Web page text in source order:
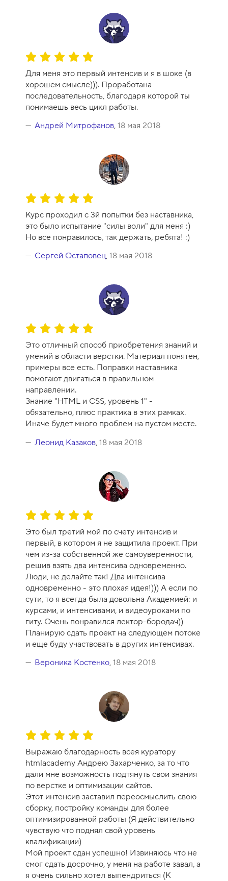
-
8
О
е
н
к
а
к
0
Для меня это первый интенсив и я в шоке (в
хорошем смысле))). Проработана
последовательность, благодаря которой ты
понимаешь весь цикл работы.
Андрей Митрофанов, 18 мая 2018
О
е
н
к
а
1
0
Курс проходил с 3й попытки без наставника,
это было испытание "силы воли" для меня :)
Но все понравилось, так держать, ребята! :)
Сергей Остаповец, 18 мая 2018
О
ц
е
н
к
а
к
у
р
с
а
Это отличный способ приобретения знаний и
умений в области верстки. Материал понятен,
примеры все есть. Поправки наставника
помогают двигаться в правильном
направлении.
Знание "HTML и CSS, уровень 1" -
обязательно, плюс практика в этих рамках.
Иначе будет много проблем на пустом месте.
Леонид Казаков, 18 мая 2018
О
е
н
к
а
к
у
р
с
а
-
1
0
Это был третий мой по счету интенсив и
первый, в котором я не защитила проект. При
чем из-за собственной же самоуверенности,
решив взять два интенсива одновременно.
Люди, не делайте так! Два интенсива
одновременно - это плохая идея!))) А если по
сути, то я всегда была довольна Академией: и
курсами, и интенсивами, и видеоуроками по
гиту. Очень понравился лектор-бородач))
Планирую сдать проект на следующем потоке
и еще буду участвовать в других интенсивах.
Вероника Костенко, 18 мая 2018
О
е
н
к
а
к
у
р
с
а
-
1
Выражаю благодарность всея куратору
htmlacademy Андрею Захарченко, за то что
дали мне возможность подтянуть свои знания
по верстке и оптимизации сайтов.
Этот интенсив заставил переосмыслить свою
сборку, постройку команды для более
оптимизированной работы (Я действительно
чувствую что поднял свой уровень
квалификации)
Мой проект сдан успешно! Извиняюсь что не
смог сдать досрочно, у меня на работе завал, а
я очень сильно хотел выпендриться (К